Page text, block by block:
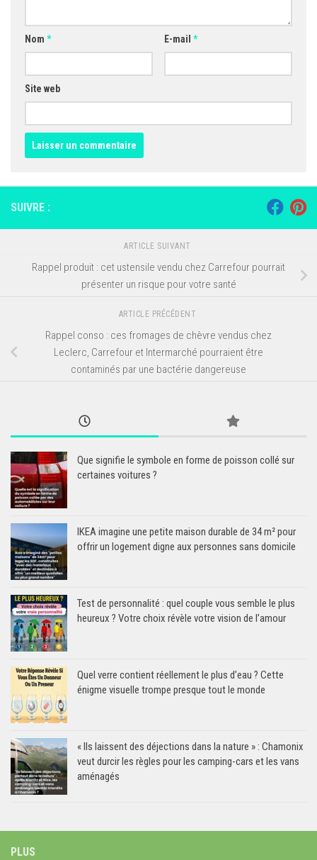
Nom * E-mail *
Site web
SUIVRE :
ARTICLE SUIVANT
Rappel produit : cet ustensile vendu chez Carrefour pourrait
présenter un risque pour votre santé
ARTICLE PRÉCÉDENT
Rappel conso : ces fromages de chèvre vendus chez
Leclerc, Carrefour et Intermarché pourraient être
contaminés par une bactérie dangereuse
Que signifie le symbole en forme de poisson collé sur
certaines voitures ?
IKEA imagine une petite maison durable de 34 m² pour
offrir un logement digne aux personnes sans domicile
Test de personnalité : quel couple vous semble le plus
heureux ? Votre choix révèle votre vision de l’amour
Quel verre contient réellement le plus d’eau ? Cette
énigme visuelle trompe presque tout le monde
« Ils laissent des déjections dans la nature » : Chamonix
veut durcir les règles pour les camping-cars et les vans
aménagés
PLUS